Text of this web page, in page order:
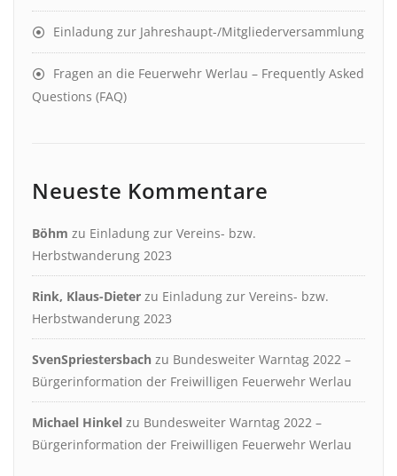
Einladung zur Jahreshaupt-/Mitgliederversammlung
Fragen an die Feuerwehr Werlau – Frequently Asked
Questions (FAQ)
Neueste Kommentare
Böhm zu Einladung zur Vereins- bzw.
Herbstwanderung 2023
Rink, Klaus-Dieter zu Einladung zur Vereins- bzw.
Herbstwanderung 2023
SvenSpriestersbach zu Bundesweiter Warntag 2022 –
Bürgerinformation der Freiwilligen Feuerwehr Werlau
Michael Hinkel zu Bundesweiter Warntag 2022 –
Bürgerinformation der Freiwilligen Feuerwehr Werlau